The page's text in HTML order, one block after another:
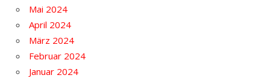
Mai 2024
April 2024
März 2024
Februar 2024
Januar 2024